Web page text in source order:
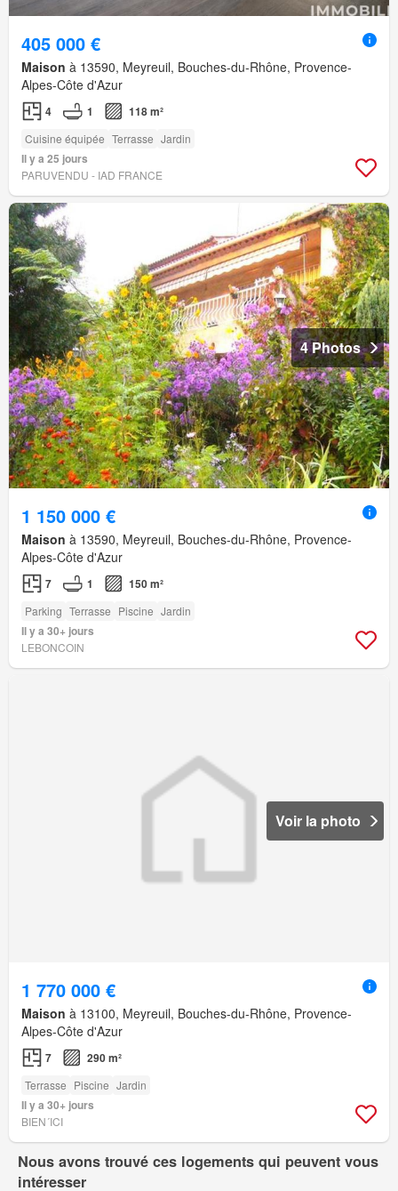
405 000 €
Maison à 13590, Meyreuil, Bouches-du-Rhône, Provence-
Alpes-Côte d'Azur
4 1 118 m²
Cuisine équipée Terrasse Jardin
Il y a 25 jours
PARUVENDU - IAD FRANCE
4 Photos
1 150 000 €
Maison à 13590, Meyreuil, Bouches-du-Rhône, Provence-
Alpes-Côte d'Azur
7 1 150 m²
Parking Terrasse Piscine Jardin
Il y a 30+ jours
LEBONCOIN
Voir la photo
1 770 000 €
Maison à 13100, Meyreuil, Bouches-du-Rhône, Provence-
Alpes-Côte d'Azur
7 290 m²
Terrasse Piscine Jardin
Il y a 30+ jours
BIEN´ICI
Nous avons trouvé ces logements qui peuvent vous
intéresser